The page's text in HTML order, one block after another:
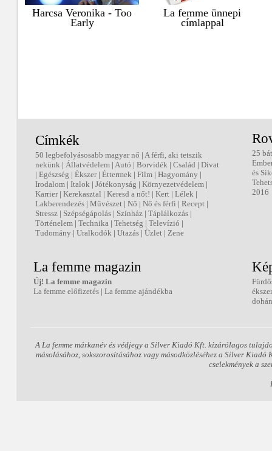
Harcsa Veronika - Too
Early
La femme ünnepi
címlappal
Címkék
50 legbefolyásosabb magyar nő | A férfi, aki tetszik
nekünk | Állatvédelem | Autó | Borvidék | Család | Divat
| Egészség | Ékszer| Éttermek | Film | Hagyomány |
Irodalom | Italok | Jótékonyság | Környezetvédelem |
Karrier| Kerekasztal | Keresd a nőt! | Kert | Lélek |
Lakberendezés | Művészet | Nő | Nő és férfi | Recept |
Stressz | Szépségápolás | Színház | Táplálkozás |
Történelem | Technika | Tehetség | Televízió |
Tudomány | Uralkodók | Utazás | Üzlet | Zene
25
és
2016
La femme magazin
Új! La femme magazin
La femme előfizetés | La femme ajándékba
A La femme márkanév és védjegy a Silver Kiadó Kft. kizárólagos
másolásához, sokszorosításához vagy másodközléséhez a Silver
cselekmények a